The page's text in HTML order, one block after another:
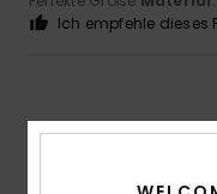
Ich empfehle dieses